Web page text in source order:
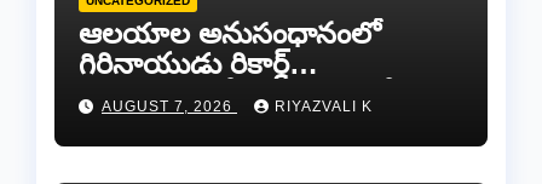
ఆలయాల అనుసంధానంలో
గిరినాయుడు రికార్డ్
దారినేర్పరి..రోడ్డు నిర్మాణంతో పాటు
గోవుల సంరక్షణకు ప్రాణప్రతిష్ఠ!..
AUGUST 7, 2026 RIYAZVALI K